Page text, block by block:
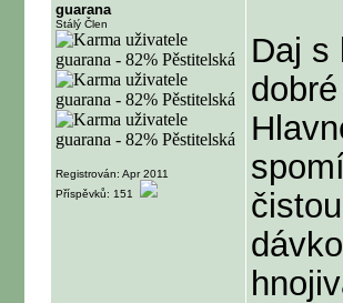
guarana
Stálý Člen
Registrován: Apr 2011
Příspěvků: 151
Daj s